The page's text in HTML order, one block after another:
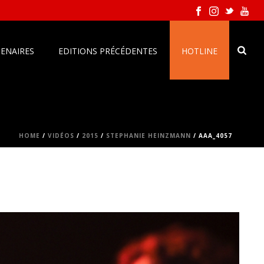
EDITIONS PRÉCÉDENTES HOTLINE
HOME / VIDÉOS / 2015 / STEPHANIE HEINZMANN / AAA_4057